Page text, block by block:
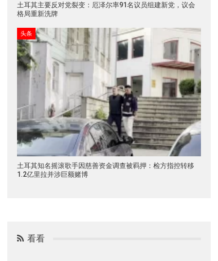
土耳其主要反对党裂变：厄泽尔率91名议员组建新党，议会
格局重新洗牌
头条
土耳其知名摇滚歌手因慈善资金调查被羁押：检方指控转移
1.2亿里拉并涉巨额赌博
看看